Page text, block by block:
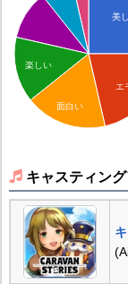
美
エ
楽しい
面白い
キャスティング